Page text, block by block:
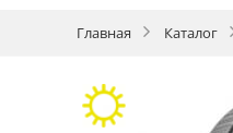
Главная Каталог